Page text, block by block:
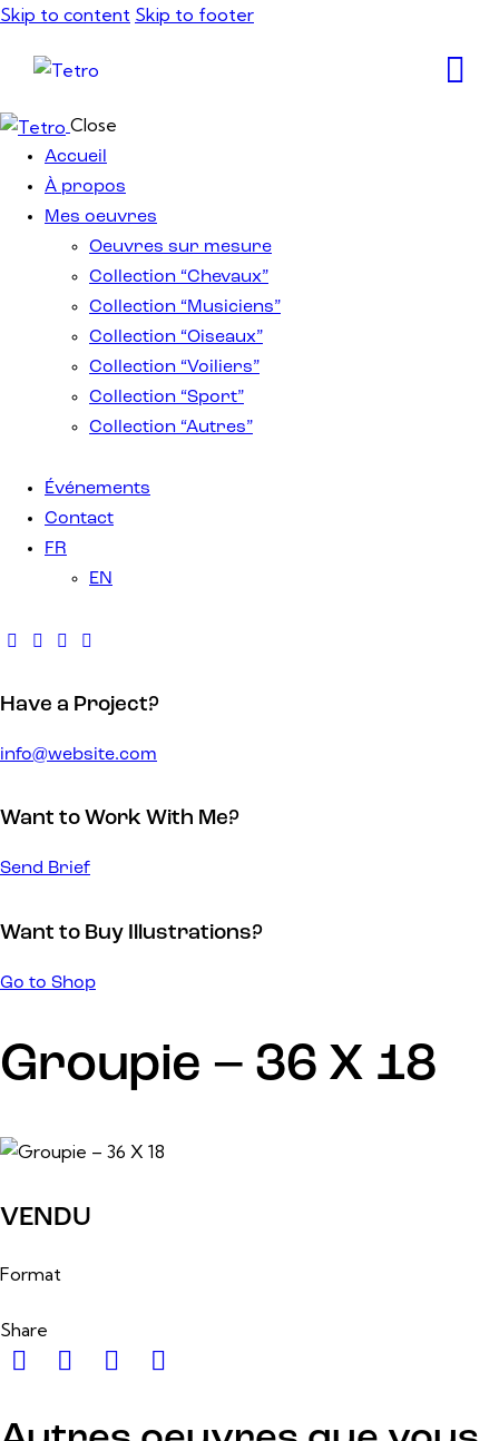
Skip to content Skip to footer
Close
Accueil
À propos
Mes oeuvres
Oeuvres sur mesure
Collection “Chevaux”
Collection “Musiciens”
Collection “Oiseaux”
Collection “Voiliers”
Collection “Sport”
Collection “Autres”
Événements
Contact
FR
EN
Have a Project?
info@website.com
Want to Work With Me?
Send Brief
Want to Buy Illustrations?
Go to Shop
Groupie – 36 X 18
VENDU
Format
Share